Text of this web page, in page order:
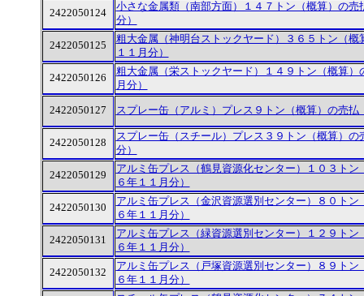
2422050124
小さな金属類（南部方面）１４７トン（概算）の売
分）
2422050125
粗大金属（神明台ストックヤード）３６５トン（概
１１月分）
2422050126
粗大金属（栄ストックヤード）１４９トン（概算）
月分）
2422050127 スプレー缶（アルミ）プレス９トン（概算）の売払
2422050128
スプレー缶（スチール）プレス３９トン（概算）の
分）
2422050129
アルミ缶プレス（鶴見資源化センター）１０３トン
６年１１月分）
2422050130
アルミ缶プレス（金沢資源選別センター）８０トン
６年１１月分）
2422050131
アルミ缶プレス（緑資源選別センター）１２９トン
６年１１月分）
2422050132
アルミ缶プレス（戸塚資源選別センター）８９トン
６年１１月分）